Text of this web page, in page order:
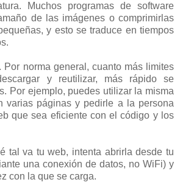
Muchos programas de software
de las imágenes o comprimirlas
y esto se traduce en tiempos
Por norma general, cuanto más limites
y reutilizar, más rápido se
Por ejemplo, puedes utilizar la misma
varias páginas y pedirle a la persona
que sea eficiente con el código y los
tal va tu web, intenta abrirla desde tu
una conexión de datos, no WiFi) y
con la que se carga.